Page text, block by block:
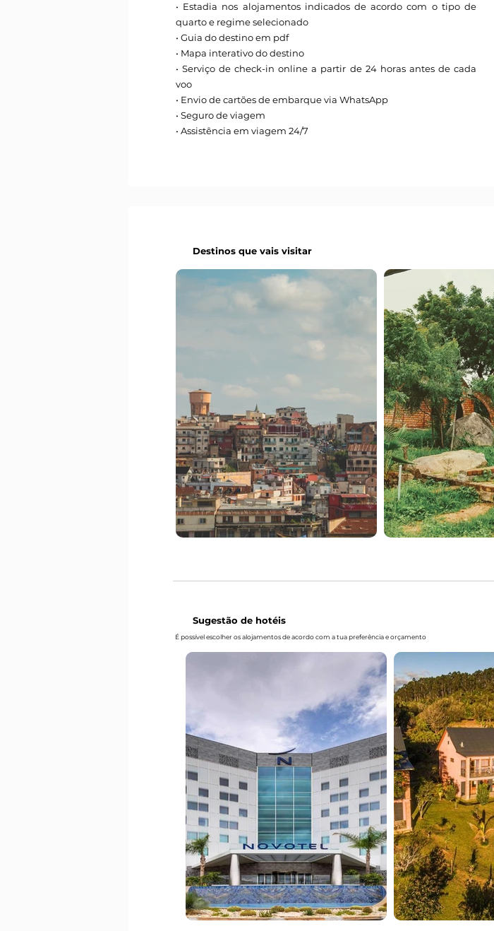
• Estadia nos alojamentos indicados de acordo com o tipo de
quarto e regime selecionado
• Guia do destino em pdf
• Mapa interativo do destino
• Serviço de check-in online a partir de 24 horas antes de cada
voo
• Envio de cartões de embarque via WhatsApp
• Seguro de viagem
• Assistência em viagem 24/7
Destinos que vais visitar
Sugestão de hotéis
É possível escolher os alojamentos de acordo com a tua preferência e orçamento